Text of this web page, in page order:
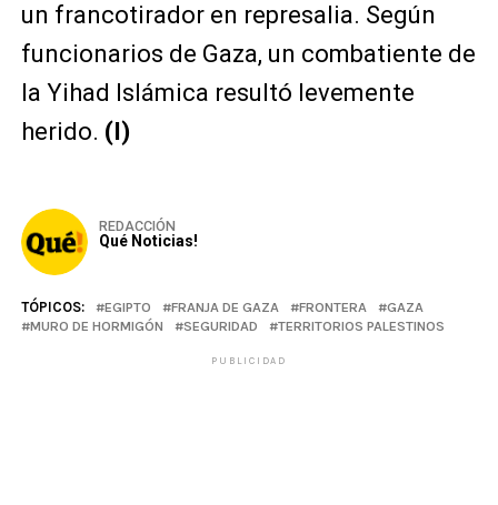
un francotirador en represalia. Según
funcionarios de Gaza, un combatiente de
la Yihad Islámica resultó levemente
herido. (I)
REDACCIÓN
Qué Noticias!
TÓPICOS: EGIPTO FRANJA DE GAZA FRONTERA
GAZA
MURO DE HORMIGÓN
SEGURIDAD TERRITORIOS PALESTINOS
PUBLICIDAD